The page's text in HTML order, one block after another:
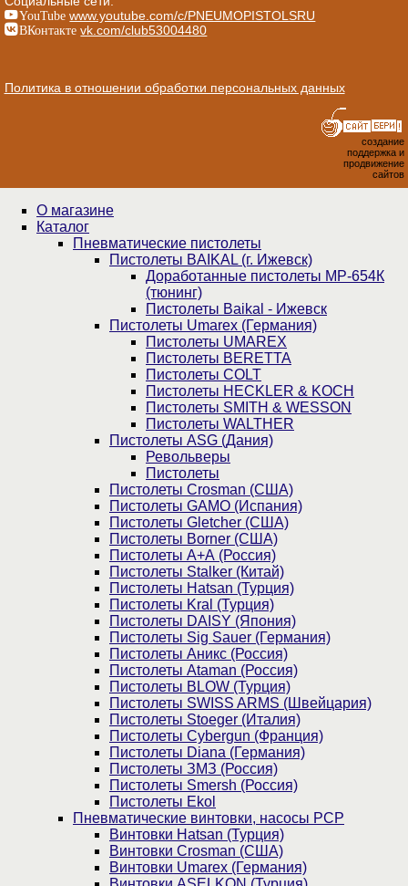
YouTube www.youtube.com/c/PNEUMOPISTOLSRU
ВКонтакте vk.com/club53004480
Политика в отношении обработки персональных данных
создание
поддержка и
продвижение
сайтов
О магазине
Каталог
Пнев­ма­ти­чес­кие пистолеты
Пистолеты BAIKAL (г. Ижевск)
Доработанные пистолеты МР-654К
(тюнинг)
Пистолеты Baikal - Ижевск
Пистолеты Umarex (Германия)
Пистолеты UMAREX
Пистолеты BERETTA
Пистолеты COLT
Пистолеты HECKLER & KOCH
Пистолеты SMITH & WESSON
Пистолеты WALTHER
Пистолеты ASG (Дания)
Револьверы
Пистолеты
Пистолеты Crosman (США)
Пистолеты GAMO (Испания)
Пистолеты Gletcher (США)
Пистолеты Borner (США)
Пистолеты А+А (Россия)
Пистолеты Stalker (Китай)
Пистолеты Hatsan (Турция)
Пистолеты Kral (Турция)
Пистолеты DAISY (Япония)
Пистолеты Sig Sauer (Германия)
Пистолеты Аникс (Россия)
Пистолеты Ataman (Россия)
Пистолеты BLOW (Турция)
Пистолеты SWISS ARMS (Швейцария)
Пистолеты Stoeger (Италия)
Пистолеты Cybergun (Франция)
Пистолеты Diana (Германия)
Пистолеты ЗМЗ (Россия)
Пистолеты Smersh (Россия)
Пистолеты Ekol
Пневматические винтовки, насосы PCP
Винтовки Hatsan (Турция)
Винтовки Crosman (США)
Винтовки Umarex (Германия)